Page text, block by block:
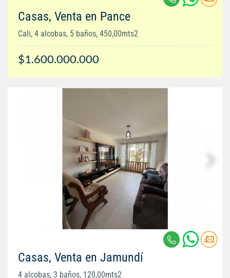
Casas, Venta en Pance
Cali, 4 alcobas, 5 baños, 450,00mts2
$1.600.000.000
Casas, Venta en Jamundí
4 alcobas, 3 baños, 120,00mts2